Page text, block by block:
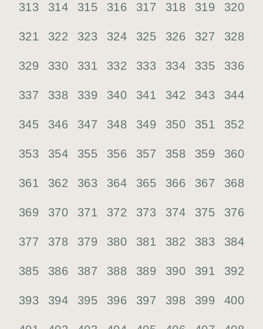
313 314 315 316 317 318 319 320
321 322 323 324 325 326 327 328
329 330 331 332 333 334 335 336
337 338 339 340 341 342 343 344
345 346 347 348 349 350 351 352
353 354 355 356 357 358 359 360
361 362 363 364 365 366 367 368
369 370 371 372 373 374 375 376
377 378 379 380 381 382 383 384
385 386 387 388 389 390 391 392
393 394 395 396 397 398 399 400